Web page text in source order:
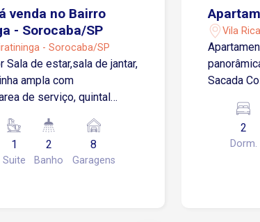
venda no Bairro
- Sorocaba/SP
- Sorocaba/SP
Sala de estar,sala de jantar,
ampla com
quintal
com closet, varanda e
1
Suite
2
Banho
8
Garagens
Vila
panorâmica Sala para 2
Sacada
vaga de
Localização: 1 minuto da Rua
Mendes de
2
Dorm.